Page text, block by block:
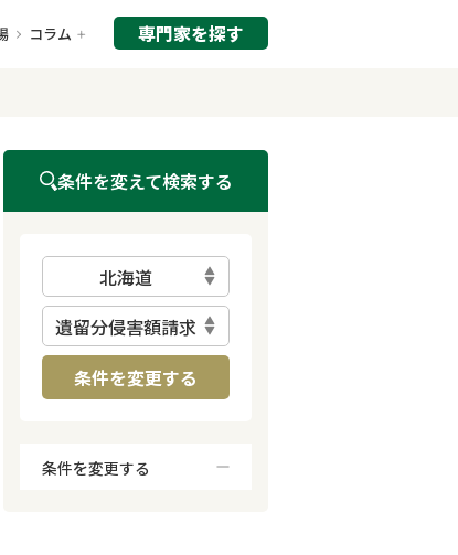
コラム 専門家を探す
条件を変えて検索する
北海道
遺留分侵害額請求
条件を変更する
条件を変更する